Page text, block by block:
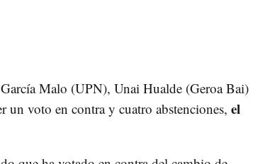
Malo (UPN), Unai Hualde (Geroa Bai)
voto en contra y cuatro abstenciones, el